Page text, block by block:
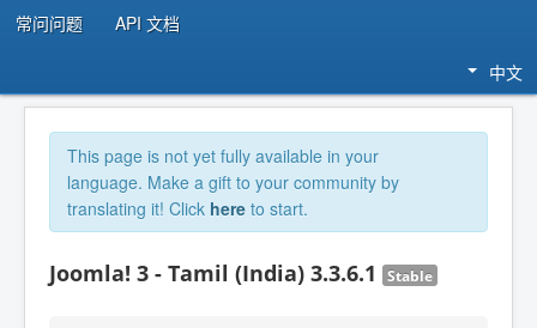
常问问题 API 文档
中文
This page is not yet fully available in your
language. Make a gift to your community by
translating it! Click here to start.
Joomla! 3 - Tamil (India) 3.3.6.1 Stable